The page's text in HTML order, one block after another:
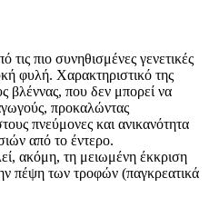
πιο συνηθισμένες γενετικές
φυλή. Χαρακτηριστικό της
βλέννας, που δεν μπορεί να
προκαλώντας
πνεύμονες και ανικανότητα
από το έντερο.
ακόμη, τη μειωμένη έκκριση
πέψη των τροφών (παγκρεατικά